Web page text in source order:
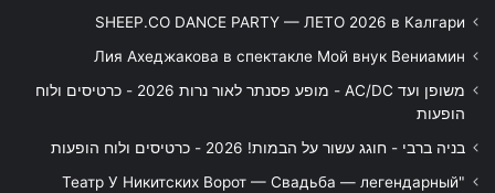
SHEEP.CO DANCE PARTY — ЛЕТО 2026 в Калгари
Лия Ахеджакова в спектакле Мой внук Вениамин
משופן ועד AC/DC - מופע פסנתר לאור נרות 2026 - כרטיסים ולוח
הופעות
בניה ברבי - חוגג עשור על הבמות! 2026 - כרטיסים ולוח הופעות
"Театр У Никитских Ворот — Свадьба — легендарный